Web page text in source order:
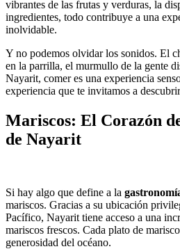
vibrantes de las frutas y verduras, la
ingredientes, todo contribuye a una
inolvidable.
Y no podemos olvidar los sonidos. El
en la parrilla, el murmullo de la gente
Nayarit, comer es una experiencia
experiencia que te invitamos a
Mariscos: El Corazón
de Nayarit
Si hay algo que define a la
mariscos. Gracias a su ubicación
Pacífico, Nayarit tiene acceso a una
mariscos frescos. Cada plato de
generosidad del océano.